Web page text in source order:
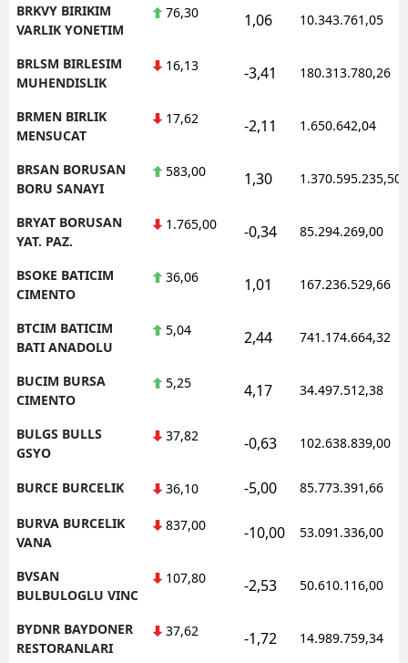
BRKVY BIRIKIM
VARLIK YONETIM
76,30 1,06 10.343.761,05
BRLSM BIRLESIM
MUHENDISLIK
16,13 -3,41 180.313.780,26
BRMEN BIRLIK
MENSUCAT
17,62 -2,11 1.650.642,04
BRSAN BORUSAN
BORU SANAYI
583,00 1,30 1.370.595.235,50
BRYAT BORUSAN
YAT. PAZ.
1.765,00 -0,34 85.294.269,00
BSOKE BATICIM
CIMENTO
36,06 1,01 167.236.529,66
BTCIM BATICIM
BATI ANADOLU
5,04 2,44 741.174.664,32
BUCIM BURSA
CIMENTO
5,25 4,17 34.497.512,38
BULGS BULLS
GSYO
37,82 -0,63 102.638.839,00
BURCE BURCELIK 36,10 -5,00 85.773.391,66
BURVA BURCELIK
VANA
837,00 -10,00 53.091.336,00
BVSAN
BULBULOGLU VINC
107,80 -2,53 50.610.116,00
BYDNR BAYDONER
RESTORANLARI
37,62 -1,72 14.989.759,34